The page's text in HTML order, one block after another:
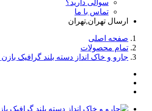
سوالی دارید؟
تماس با ما
ارسال تهران,تهران
صفحه اصلی
تمام محصولات
جارو و خاک انداز دسته بلند گرافیک بازن